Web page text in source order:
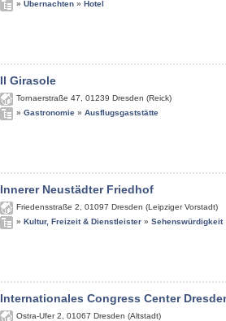
» Übernachten » Hotel
Il Girasole
Tornaerstraße 47 01239 Dresden (Reick)
» Gastronomie » Ausflugsgaststätte
Innerer Neustädter Friedhof
Friedensstraße 2 01097 Dresden (Leipziger Vorstadt)
» Kultur, Freizeit & Dienstleister » Sehenswürdigkeit
Internationales Congress Center
Ostra-Ufer 2 01067 Dresden (Altstadt)